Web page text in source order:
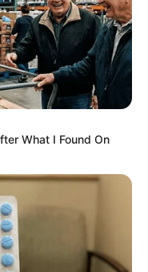
นสิงหาคม
ขียน
ณาธิการ
What I Found On